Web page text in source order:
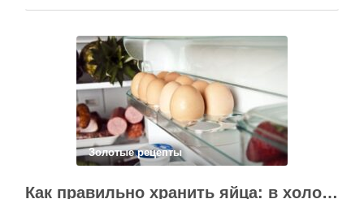
приготовлению. В отличие от печатных изданий,
контент, расширять коллекции блюд и добавлять новые
функции. Ниже …
Золотые рецепты
Как правильно хранить яйца: в холодильнике или на полке?